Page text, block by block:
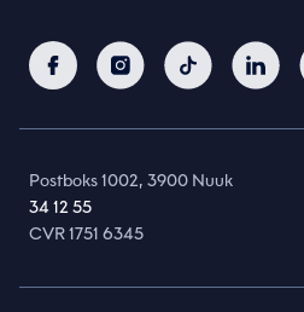
Postboks 1002, 3900 Nuuk
34 12 55
CVR 1751 6345